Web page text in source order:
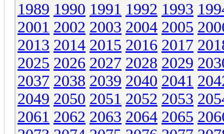
1989 1990 1991 1992 1993
2001 2002 2003 2004 2005
2013 2014 2015 2016 2017
2025 2026 2027 2028 2029
2037 2038 2039 2040 2041
2049 2050 2051 2052 2053
2061 2062 2063 2064 2065